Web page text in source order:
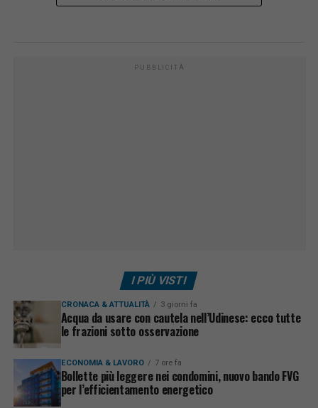
PUBBLICITÀ
I PIÙ VISTI
CRONACA & ATTUALITÀ 3 giorni fa
Acqua da usare con cautela nell’Udinese: ecco tutte
le frazioni sotto osservazione
ECONOMIA & LAVORO 7 ore fa
Bollette più leggere nei condomini, nuovo bando FVG
per l’efficientamento energetico